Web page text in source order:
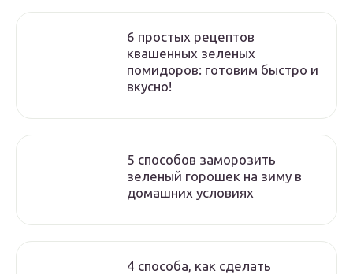
6 простых рецептов
квашенных зеленых
помидоров: готовим быстро и
вкусно!
5 способов заморозить
зеленый горошек на зиму в
домашних условиях
4 способа, как сделать